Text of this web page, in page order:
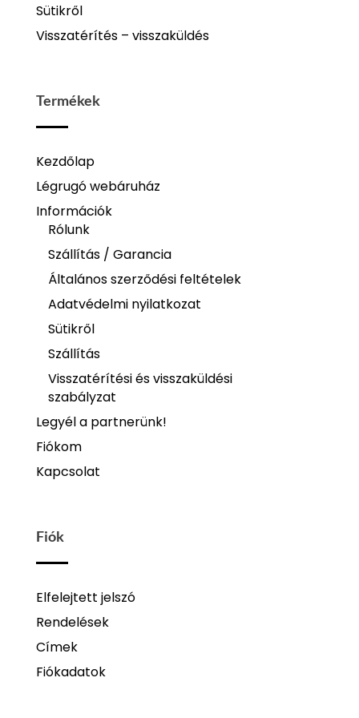
Sütikről
Visszatérítés – visszaküldés
Termékek
Kezdőlap
Légrugó webáruház
Információk
Rólunk
Szállítás / Garancia
Általános szerződési feltételek
Adatvédelmi nyilatkozat
Sütikről
Szállítás
Visszatérítési és visszaküldési
szabályzat
Legyél a partnerünk!
Fiókom
Kapcsolat
Fiók
Elfelejtett jelszó
Rendelések
Címek
Fiókadatok